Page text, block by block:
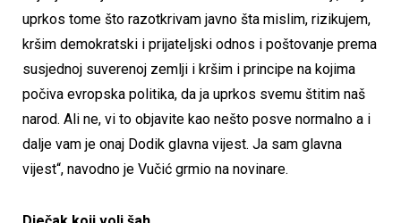
uprkos tome što razotkrivam javno šta mislim, rizikujem,
kršim demokratski i prijateljski odnos i poštovanje prema
susjednoj suverenoj zemlji i kršim i principe na kojima
počiva evropska politika, da ja uprkos svemu štitim naš
narod. Ali ne, vi to objavite kao nešto posve normalno a i
dalje vam je onaj Dodik glavna vijest. Ja sam glavna
vijest“, navodno je Vučić grmio na novinare.